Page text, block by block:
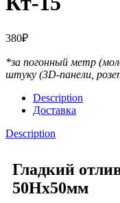
380₽
*за погонный метр
штуку (3D-панели,
Description
Доставка
Description
Гладкий
50Hx50мм